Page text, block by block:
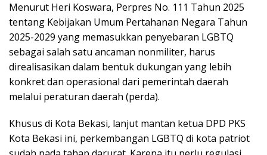
Menurut Heri Koswara, Perpres No. 111 Tahun 2025
tentang Kebijakan Umum Pertahanan Negara Tahun
2025-2029 yang memasukkan penyebaran LGBTQ
sebagai salah satu ancaman nonmiliter, harus
direalisasikan dalam bentuk dukungan yang lebih
konkret dan operasional dari pemerintah daerah
melalui peraturan daerah (perda).
Khusus di Kota Bekasi, lanjut mantan ketua DPD PKS
Kota Bekasi ini, perkembangan LGBTQ di kota patriot